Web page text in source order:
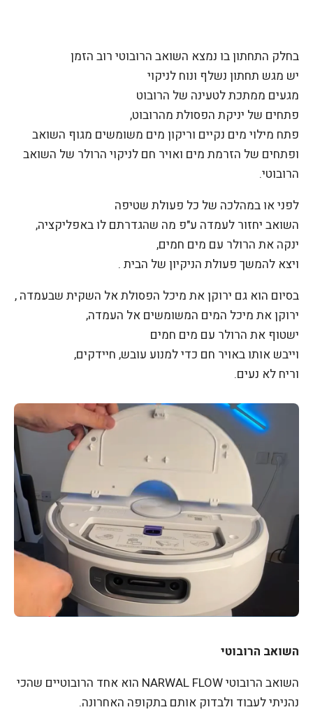
בחלק התחתון בו נמצא השואב הרובוטי רוב הזמן
יש מגש תחתון נשלף ונוח לניקוי
מגעים ממתכת לטעינה של הרובוט
פתחים של יניקת הפסולת מהרובוט,
פתח מילוי מים נקיים וריקון מים משומשים מגוף השואב
ופתחים של הזרמת מים ואויר חם לניקוי הרולר של השואב
הרובוטי.
לפני או במהלכה של כל פעולת שטיפה
השואב יחזור לעמדה ע"פ מה שהגדרתם לו באפליקציה,
ינקה את הרולר עם מים חמים,
ויצא להמשך פעולת הניקיון של הבית .
בסיום הוא גם ירוקן את מיכל הפסולת אל השקית שבעמדה ,
ירוקן את מיכל המים המשומשים אל העמדה,
ישטוף את הרולר עם מים חמים
וייבש אותו באויר חם כדי למנוע עובש, חיידקים,
וריח לא נעים.
השואב הרובוטי
השואב הרובוטי NARWAL FLOW הוא אחד הרובוטיים שהכי
נהניתי לעבוד ולבדוק אותם בתקופה האחרונה.